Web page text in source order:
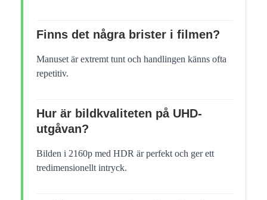
Finns det några brister i filmen?
Manuset är extremt tunt och handlingen känns ofta
repetitiv.
Hur är bildkvaliteten på UHD-
utgåvan?
Bilden i 2160p med HDR är perfekt och ger ett
tredimensionellt intryck.